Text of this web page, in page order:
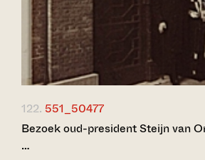
122. 551_50477
Bezoek oud-president Steijn van
…